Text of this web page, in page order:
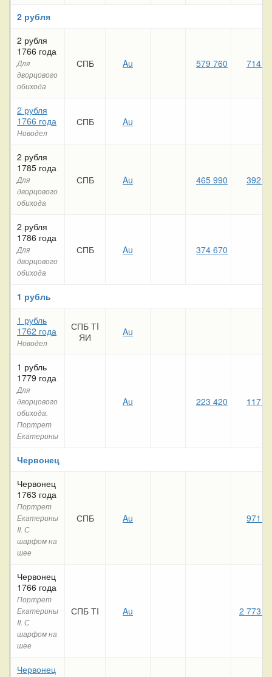
2 рубля
2 рубля
1766 года
Для
дворцового
обихода
СПБ Au 579 760 714
2 рубля
1766 года
Новодел
СПБ Au
2 рубля
1785 года
Для
дворцового
обихода
СПБ Au 465 990 392
2 рубля
1786 года
Для
дворцового
обихода
СПБ Au 374 670
1 рубль
1 рубль
1762 года
Новодел
СПБ ТI
ЯИ
Au
1 рубль
1779 года
Для
дворцового
обихода.
Портрет
Екатерины
Au 223 420 117
Червонец
Червонец
1763 года
Портрет
Екатерины
II. С
шарфом на
шее
СПБ Au 971
Червонец
1766 года
Портрет
Екатерины
II. С
шарфом на
шее
СПБ ТI Au 2 773
Червонец